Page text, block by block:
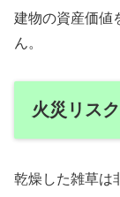
建物の資産価値
ん。
火災リス
乾燥した雑草は